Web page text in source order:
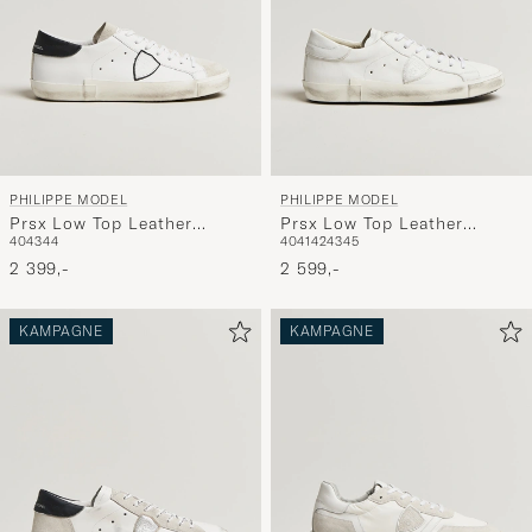
er
mere
til
PHILIPPE MODEL
Prsx Low Top Leather
Sneakers White/Black
404344
2 399,-
PHILIPPE MODEL
Prsx Low Top Leather
Sneakers White
4041424345
2 599,-
KAMPAGNE KAMPAGNE